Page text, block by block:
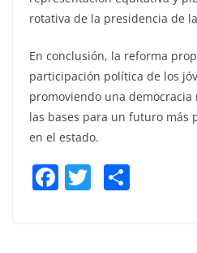
rotativa de la presidencia de
En conclusión, la reforma
participación política de los
promoviendo una
las bases para un futuro más
en el estado.
F T